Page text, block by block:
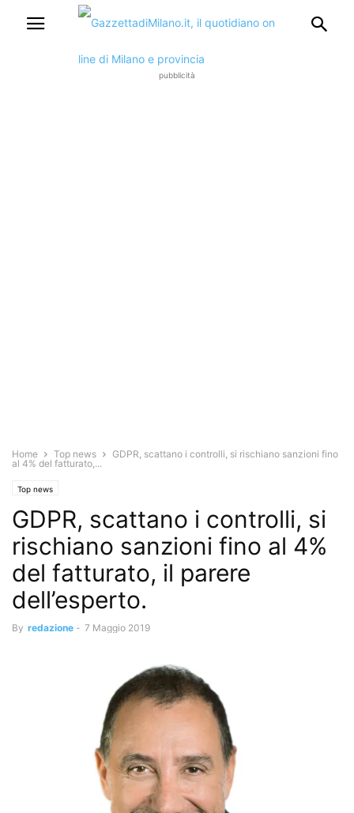
pubblicità
Home Top news
GDPR, scattano i controlli, si rischiano sanzioni fino
al 4% del fatturato,...
Top news
GDPR, scattano i controlli, si
rischiano sanzioni fino al 4%
del fatturato, il parere
dell’esperto.
By redazione - 7 Maggio 2019